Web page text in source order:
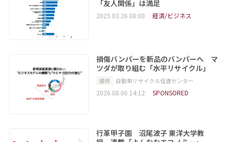
「友人関係」は満足
2025.03.26 08:00 経済/ビジネス
損傷バンパーを新品のバンパーへ マ
ツダが取り組む「水平リサイクル」
提供 自動車リサイクル促進センター
2026.08.06 14:12 SPONSORED
行革甲子園 沼尾波子 東洋大学教